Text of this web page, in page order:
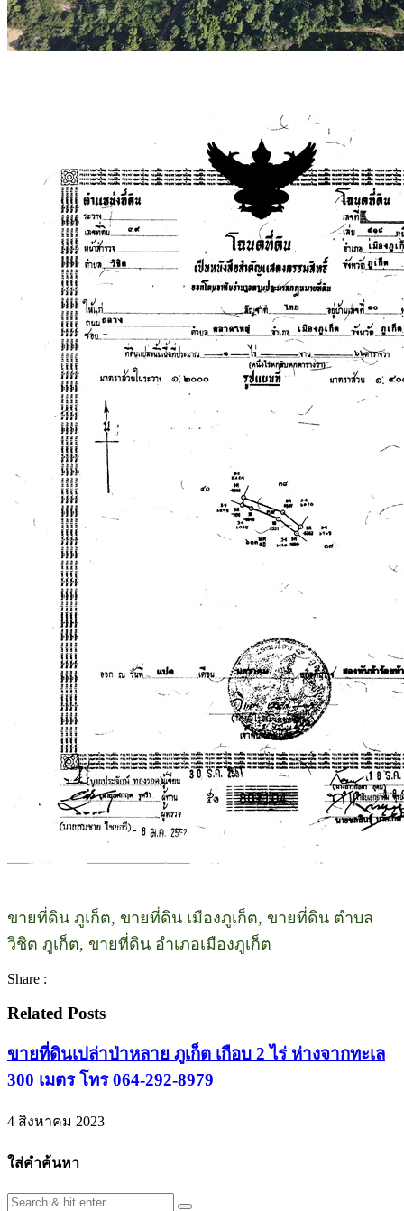
ขายที่ดิน ภูเก็ต, ขายที่ดิน เมืองภูเก็ต, ขายที่ดิน ตำบล
วิชิต ภูเก็ต, ขายที่ดิน อำเภอเมืองภูเก็ต
Share :
Related Posts
ขายที่ดินเปล่าป่าหลาย ภูเก็ต เกือบ 2 ไร่ ห่างจากทะเล
300 เมตร โทร 064-292-8979
4 สิงหาคม 2023
ใส่คำค้นหา